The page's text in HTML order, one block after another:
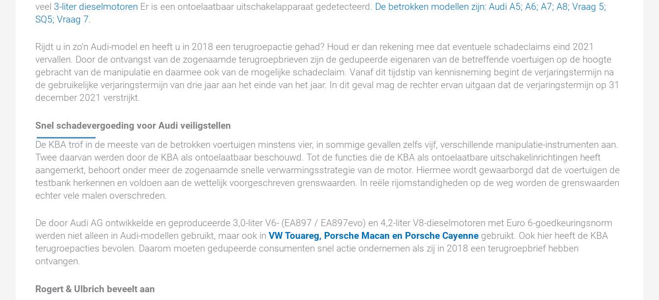
veel 3-liter dieselmotoren Er is een ontoelaatbaar uitschakelapparaat gedetecteerd. De betrokken modellen zijn: Audi A5; A6; A7; A8; Vraag 5;
SQ5; Vraag 7.
Rijdt u in zo'n Audi-model en heeft u in 2018 een terugroepactie gehad? Houd er dan rekening mee dat eventuele schadeclaims eind 2021
vervallen. Door de ontvangst van de zogenaamde terugroepbrieven zijn de gedupeerde eigenaren van de betreffende voertuigen op de hoogte
gebracht van de manipulatie en daarmee ook van de mogelijke schadeclaim. Vanaf dit tijdstip van kennisneming begint de verjaringstermijn na
de gebruikelijke verjaringstermijn van drie jaar aan het einde van het jaar. In dit geval mag de rechter ervan uitgaan dat de verjaringstermijn op 31
december 2021 verstrijkt.
Snel schadevergoeding voor Audi veiligstellen
De KBA trof in de meeste van de betrokken voertuigen minstens vier, in sommige gevallen zelfs vijf, verschillende manipulatie-instrumenten aan.
Twee daarvan werden door de KBA als ontoelaatbaar beschouwd. Tot de functies die de KBA als ontoelaatbare uitschakelinrichtingen heeft
aangemerkt, behoort onder meer de zogenaamde snelle verwarmingsstrategie van de motor. Hiermee wordt gewaarborgd dat de voertuigen de
testbank herkennen en voldoen aan de wettelijk voorgeschreven grenswaarden. In reële rijomstandigheden op de weg worden de grenswaarden
echter vele malen overschreden.
De door Audi AG ontwikkelde en geproduceerde 3,0-liter V6- (EA897 / EA897evo) en 4,2-liter V8-dieselmotoren met Euro 6-goedkeuringsnorm
werden niet alleen in Audi-modellen gebruikt, maar ook in VW Touareg, Porsche Macan en Porsche Cayenne gebruikt. Ook hier heeft de KBA
terugroepacties bevolen. Daarom moeten gedupeerde consumenten snel actie ondernemen als zij in 2018 een terugroepbrief hebben
ontvangen.
Rogert & Ulbrich beveelt aan